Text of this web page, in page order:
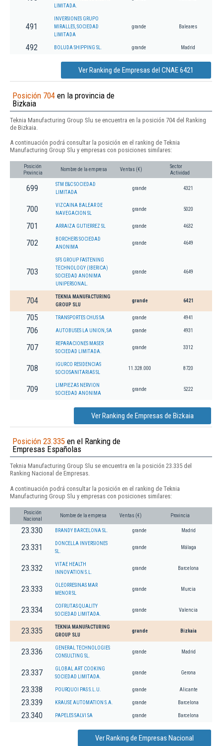
LIMITADA.
491
INVERSIONES GRUPO
MIRALLES, SOCIEDAD
LIMITADA
grande Baleares
492 BOLUDA SHIPPING SL. grande Madrid
Ver Ranking de Empresas del CNAE 6421
Posición 704 en la provincia de
Bizkaia
Teknia Manufacturing Group Slu se encuentra en la posición 704 del Ranking
de Bizkaia.
A continuación podrá consultar la posición en el ranking de Teknia
Manufacturing Group Slu y empresas con posiciones similares:
Posición
Provincia
Nombre de la empresa Ventas (€)
Sector
Actividad
699
STM E&C SOCIEDAD
LIMITADA
grande 4321
700
VIZCAINA BALEAR DE
NAVEGACION SL
grande 5020
701 ARRAIZA GUTIERREZ SL grande 4632
702
BORCHERS SOCIEDAD
ANONIMA
grande 4649
703
SFS GROUP FASTENING
TECHNOLOGY (IBERICA)
SOCIEDAD ANONIMA
UNIPERSONAL.
grande 4649
704
TEKNIA MANUFACTURING
GROUP SLU
grande 6421
705 TRANSPORTES CHUS SA grande 4941
706 AUTOBUSES LA UNION, SA grande 4931
707
REPARACIONES MASER
SOCIEDAD LIMITADA.
grande 3312
708
IGURCO RESIDENCIAS
SOCIOSANITARIAS SL
11.328.000 8720
709
LIMPIEZAS NERVION
SOCIEDAD ANONIMA
grande 5222
Ver Ranking de Empresas de Bizkaia
Posición 23.335 en el Ranking de
Empresas Españolas
Teknia Manufacturing Group Slu se encuentra en la posición 23.335 del
Ranking Nacional de Empresas.
A continuación podrá consultar la posición en el ranking de Teknia
Manufacturing Group Slu y empresas con posiciones similares:
Posición
Nacional
Nombre de la empresa Ventas (€) Provincia
23.330 BRANDY BARCELONA SL. grande Madrid
23.331
DONCELLA INVERSIONES
SL.
grande Málaga
23.332
VITAE HEALTH
INNOVATION S.L.
grande Barcelona
23.333
OLEORRESINAS MAR
MENOR SL
grande Murcia
23.334
COFRUTAS QUALITY
SOCIEDAD LIMITADA.
grande Valencia
23.335
TEKNIA MANUFACTURING
GROUP SLU
grande Bizkaia
23.336
GENERAL TECHNOLOGIES
CONSULTING SL.
grande Madrid
23.337
GLOBAL ART COOKING
SOCIEDAD LIMITADA.
grande Gerona
23.338 POURQUOI PAS S.L.U. grande Alicante
23.339 KRAUSE AUTOMATION S.A. grande Barcelona
23.340 PAPELES SALVI SA grande Barcelona
Ver Ranking de Empresas Nacional